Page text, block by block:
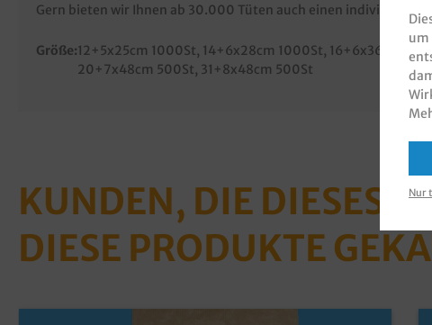
Gern bieten wir Ihnen ab 30.000 Tüten auch einen
Größe:12+5x25cm 1000St , 14+6x28cm 1000St , 16+6x36cm
20+7x48cm 500St , 31+8x48cm 500St
KUNDEN, DIE DIESES
DIESE PRODUKTE
um
Nur